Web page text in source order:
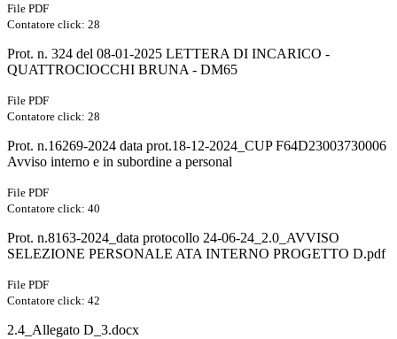
File PDF
Contatore click: 28
Prot. n. 324 del 08-01-2025 LETTERA DI INCARICO -
QUATTROCIOCCHI BRUNA - DM65
File PDF
Contatore click: 28
Prot. n.16269-2024 data prot.18-12-2024_CUP F64D23003730006
Avviso interno e in subordine a personal
File PDF
Contatore click: 40
Prot. n.8163-2024_data protocollo 24-06-24_2.0_AVVISO
SELEZIONE PERSONALE ATA INTERNO PROGETTO D.pdf
File PDF
Contatore click: 42
2.4_Allegato D_3.docx